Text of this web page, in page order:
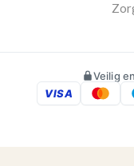
Veilig
VISA